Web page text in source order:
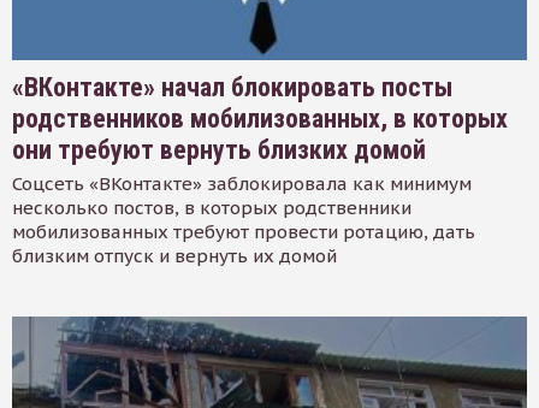
«ВКонтакте» начал блокировать посты
родственников мобилизованных, в которых
они требуют вернуть близких домой
Соцсеть «ВКонтакте» заблокировала как минимум
несколько постов, в которых родственники
мобилизованных требуют провести ротацию, дать
близким отпуск и вернуть их домой